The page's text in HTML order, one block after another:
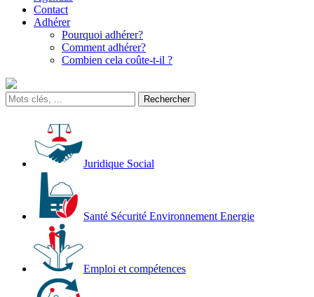
Contact
Adhérer
Pourquoi adhérer?
Comment adhérer?
Combien cela coûte-t-il ?
Juridique Social
Santé Sécurité Environnement Energie
Emploi et compétences